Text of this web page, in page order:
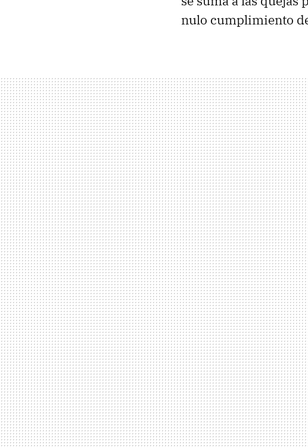
nulo cumplimiento